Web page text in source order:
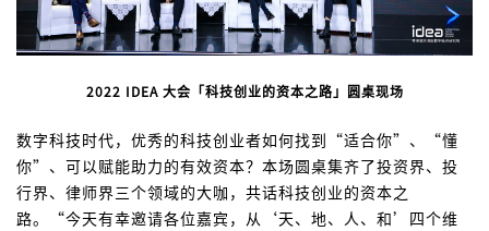
2022 IDEA 大会「科技创业的资本之路」圆桌现场
数字科技时代，优秀的科技创业者如何找到“适合你”、“懂
你”、可以赋能助力的有效资本？本场圆桌集齐了投资界、投
行界、律师界三个领域的大咖，共话科技创业的资本之
路。
“今天有幸邀请各位嘉宾，从‘天、地、人、和’四个维